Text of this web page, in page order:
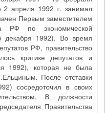
апреля 1992 г. занимал
Первым заместителем
РФ по экономической
1992). Во время
РФ, правительство
критике депутатов и
1992), которая не была
После отставки
сосредоточил в своих
В должности
Правительства